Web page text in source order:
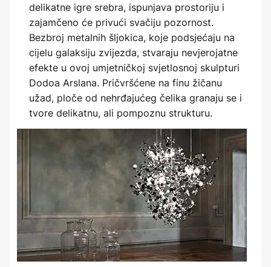
delikatne igre srebra, ispunjava prostoriju i
zajamčeno će privući svačiju pozornost.
Bezbroj metalnih šljokica, koje podsjećaju na
cijelu galaksiju zvijezda, stvaraju nevjerojatne
efekte u ovoj umjetničkoj svjetlosnoj skulpturi
Dodoa Arslana. Pričvršćene na finu žičanu
užad, ploče od nehrđajućeg čelika granaju se i
tvore delikatnu, ali pompoznu strukturu.